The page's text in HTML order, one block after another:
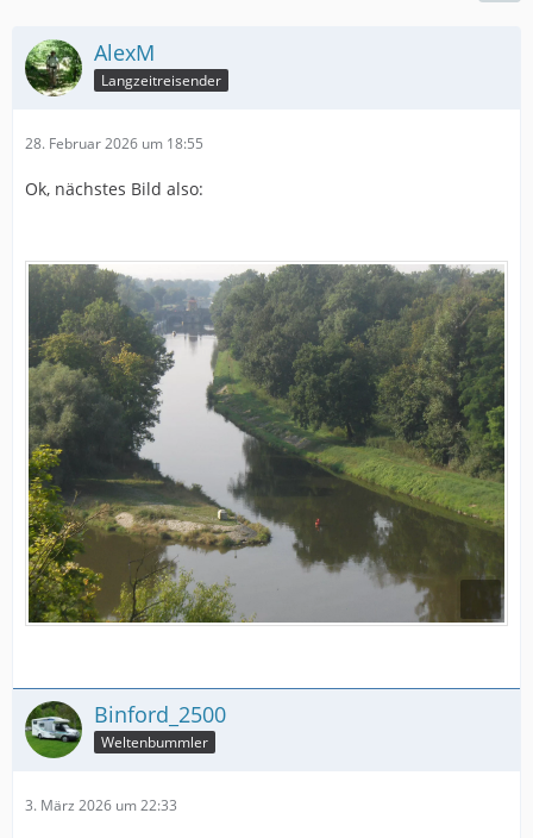
AlexM
Langzeitreisender
28. Februar 2026 um 18:55
Ok, nächstes Bild also:
Binford_2500
Weltenbummler
3. März 2026 um 22:33